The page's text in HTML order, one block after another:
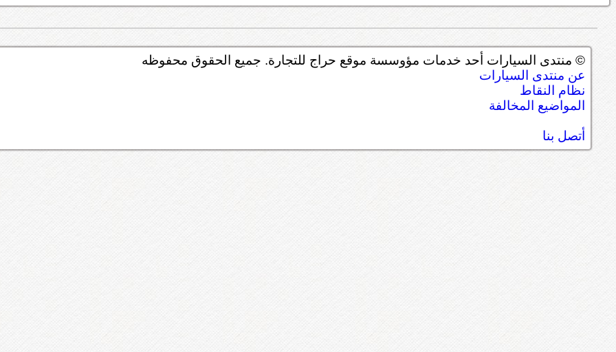
© منتدى السيارات أحد خدمات مؤوسسة موقع حراج للتجارة. جميع الحقوق محفوظه
عن منتدى السيارات
نظام النقاط
المواضيع المخالفة
أتصل بنا